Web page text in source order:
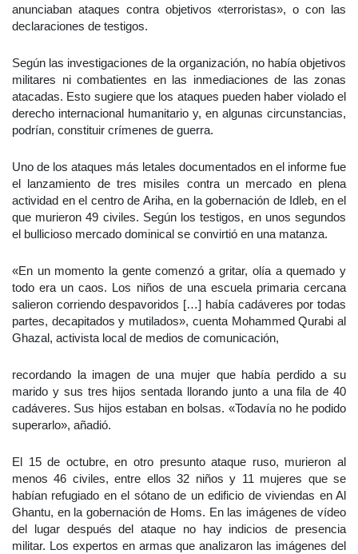
anunciaban ataques contra objetivos «terroristas», o con las
declaraciones de testigos.
Según las investigaciones de la organización, no había objetivos
militares ni combatientes en las inmediaciones de las zonas
atacadas. Esto sugiere que los ataques pueden haber violado el
derecho internacional humanitario y, en algunas circunstancias,
podrían, constituir crímenes de guerra.
Uno de los ataques más letales documentados en el informe fue
el lanzamiento de tres misiles contra un mercado en plena
actividad en el centro de Ariha, en la gobernación de Idleb, en el
que murieron 49 civiles. Según los testigos, en unos segundos
el bullicioso mercado dominical se convirtió en una matanza.
«En un momento la gente comenzó a gritar, olía a quemado y
todo era un caos. Los niños de una escuela primaria cercana
salieron corriendo despavoridos […] había cadáveres por todas
partes, decapitados y mutilados», cuenta Mohammed Qurabi al
Ghazal, activista local de medios de comunicación,
recordando la imagen de una mujer que había perdido a su
marido y sus tres hijos sentada llorando junto a una fila de 40
cadáveres. Sus hijos estaban en bolsas. «Todavía no he podido
superarlo», añadió.
El 15 de octubre, en otro presunto ataque ruso, murieron al
menos 46 civiles, entre ellos 32 niños y 11 mujeres que se
habían refugiado en el sótano de un edificio de viviendas en Al
Ghantu, en la gobernación de Homs. En las imágenes de vídeo
del lugar después del ataque no hay indicios de presencia
militar. Los expertos en armas que analizaron las imágenes del